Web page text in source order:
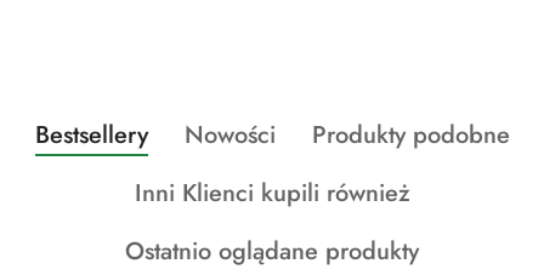
Pomiń karuzelę produktów
Produkty
o
Bestsellery
Produkty
statusie:
Nowości
Produkty
statusie:
Produkty podobne
Produkty
statusie:
Inni Klienci kupili również
Produkty
Ostatnio oglądane produkty